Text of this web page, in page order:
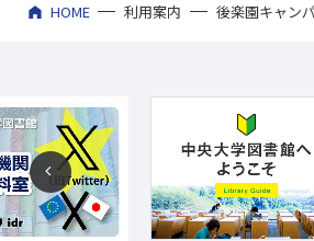
HOME 利用案内 後楽園キャン